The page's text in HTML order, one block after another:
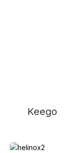
Keego
Helinox